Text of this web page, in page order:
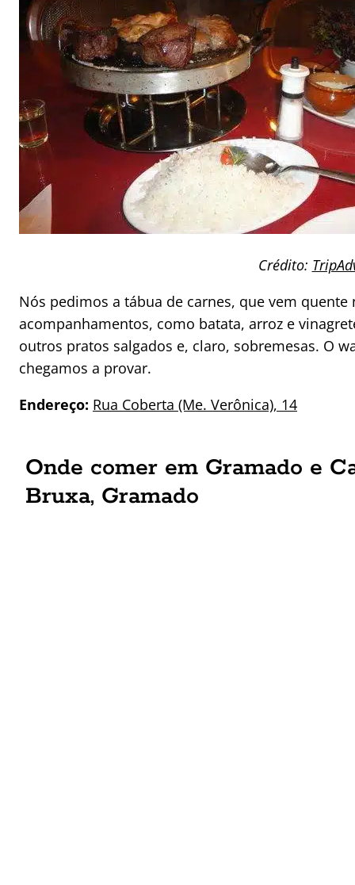
Crédito:
Nós pedimos a tábua de carnes, que vem
acompanhamentos, como batata, arroz e
outros pratos salgados e, claro, sobremesas. O
chegamos a provar.
Endereço: Rua Coberta (Me. Verônica), 14
Onde comer em Gramado e
Bruxa, Gramado